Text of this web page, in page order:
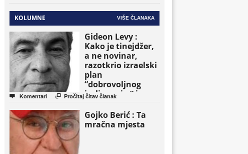
KOLUMNE VIŠE ČLANAKA
Gideon Levy :
Kako je tinejdžer,
a ne novinar,
razotkrio izraelski
plan
“dobrovoljnog
iseljavanja ” iz
Gaze
 Komentari  Pročitaj čitav članak
Gojko Berić : Ta
mračna mjesta